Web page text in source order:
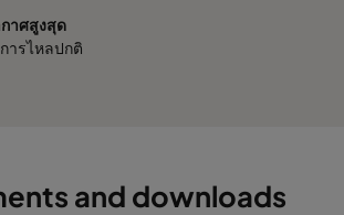
าศสูงสุด
ารไหลปกติ
and downloads